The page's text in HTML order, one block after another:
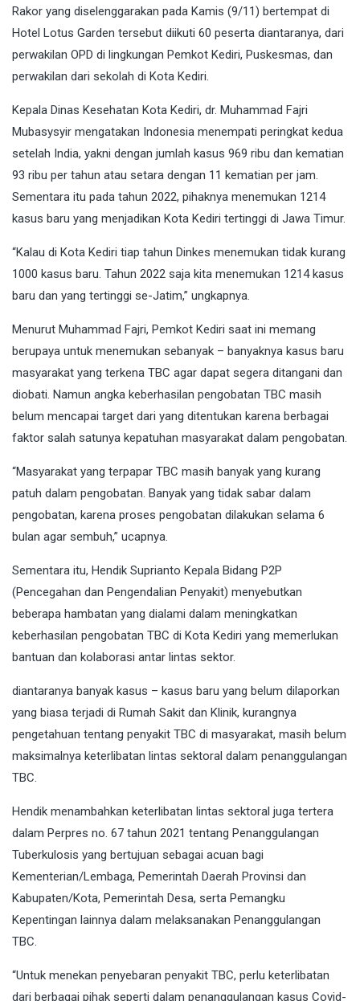
Rakor yang diselenggarakan pada Kamis (9/11) bertempat di
Hotel Lotus Garden tersebut diikuti 60 peserta diantaranya, dari
perwakilan OPD di lingkungan Pemkot Kediri, Puskesmas, dan
perwakilan dari sekolah di Kota Kediri.
Kepala Dinas Kesehatan Kota Kediri, dr. Muhammad Fajri
Mubasysyir mengatakan Indonesia menempati peringkat kedua
setelah India, yakni dengan jumlah kasus 969 ribu dan kematian
93 ribu per tahun atau setara dengan 11 kematian per jam.
Sementara itu pada tahun 2022, pihaknya menemukan 1214
kasus baru yang menjadikan Kota Kediri tertinggi di Jawa Timur.
“Kalau di Kota Kediri tiap tahun Dinkes menemukan tidak kurang
1000 kasus baru. Tahun 2022 saja kita menemukan 1214 kasus
baru dan yang tertinggi se-Jatim,” ungkapnya.
Menurut Muhammad Fajri, Pemkot Kediri saat ini memang
berupaya untuk menemukan sebanyak – banyaknya kasus baru
masyarakat yang terkena TBC agar dapat segera ditangani dan
diobati. Namun angka keberhasilan pengobatan TBC masih
belum mencapai target dari yang ditentukan karena berbagai
faktor salah satunya kepatuhan masyarakat dalam pengobatan.
“Masyarakat yang terpapar TBC masih banyak yang kurang
patuh dalam pengobatan. Banyak yang tidak sabar dalam
pengobatan, karena proses pengobatan dilakukan selama 6
bulan agar sembuh,” ucapnya.
Sementara itu, Hendik Suprianto Kepala Bidang P2P
(Pencegahan dan Pengendalian Penyakit) menyebutkan
beberapa hambatan yang dialami dalam meningkatkan
keberhasilan pengobatan TBC di Kota Kediri yang memerlukan
bantuan dan kolaborasi antar lintas sektor.
diantaranya banyak kasus – kasus baru yang belum dilaporkan
yang biasa terjadi di Rumah Sakit dan Klinik, kurangnya
pengetahuan tentang penyakit TBC di masyarakat, masih belum
maksimalnya keterlibatan lintas sektoral dalam penanggulangan
TBC.
Hendik menambahkan keterlibatan lintas sektoral juga tertera
dalam Perpres no. 67 tahun 2021 tentang Penanggulangan
Tuberkulosis yang bertujuan sebagai acuan bagi
Kementerian/Lembaga, Pemerintah Daerah Provinsi dan
Kabupaten/Kota, Pemerintah Desa, serta Pemangku
Kepentingan lainnya dalam melaksanakan Penanggulangan
TBC.
“Untuk menekan penyebaran penyakit TBC, perlu keterlibatan
dari berbagai pihak seperti dalam penanggulangan kasus Covid-